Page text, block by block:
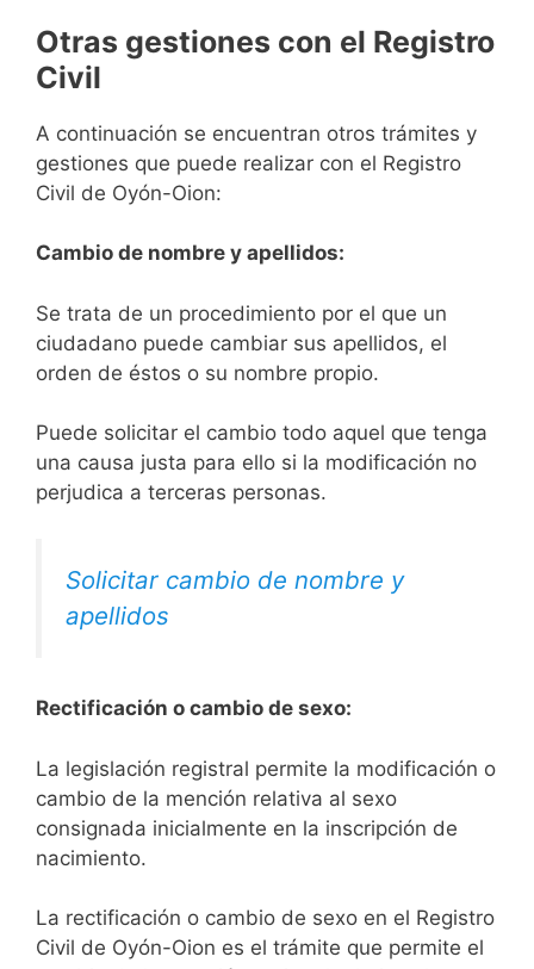
Otras gestiones con el Registro
Civil
A continuación se encuentran otros trámites y
gestiones que puede realizar con el Registro
Civil de Oyón-Oion:
Cambio de nombre y apellidos:
Se trata de un procedimiento por el que un
ciudadano puede cambiar sus apellidos, el
orden de éstos o su nombre propio.
Puede solicitar el cambio todo aquel que tenga
una causa justa para ello si la modificación no
perjudica a terceras personas.
Solicitar cambio de nombre y
apellidos
Rectificación o cambio de sexo:
La legislación registral permite la modificación o
cambio de la mención relativa al sexo
consignada inicialmente en la inscripción de
nacimiento.
La rectificación o cambio de sexo en el Registro
Civil de Oyón-Oion es el trámite que permite el